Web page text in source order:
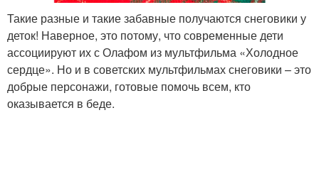
Такие разные и такие забавные получаются снеговики у
деток! Наверное, это потому, что современные дети
ассоциируют их с Олафом из мультфильма «Холодное
сердце». Но и в советских мультфильмах снеговики – это
добрые персонажи, готовые помочь всем, кто
оказывается в беде.